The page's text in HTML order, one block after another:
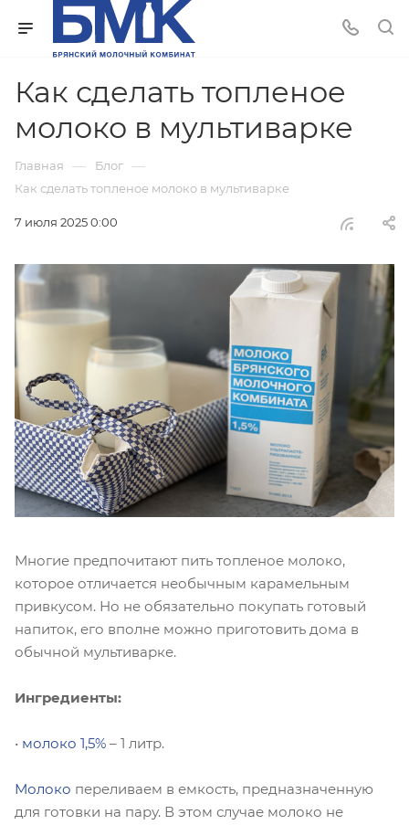
Как сделать топленое
молоко в мультиварке
Главная — Блог —
Как сделать топленое молоко в мультиварке
7 июля 2025 0:00
Многие предпочитают пить топленое молоко,
которое отличается необычным карамельным
привкусом. Но не обязательно покупать готовый
напиток, его вполне можно приготовить дома в
обычной мультиварке.
Ингредиенты:
• молоко 1,5% – 1 литр.
Молоко переливаем в емкость, предназначенную
для готовки на пару. В этом случае молоко не